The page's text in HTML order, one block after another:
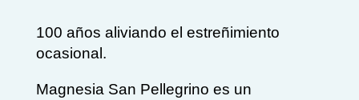
100 años aliviando el estreñimiento
ocasional.
Magnesia San Pellegrino es un